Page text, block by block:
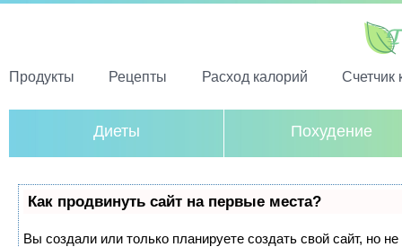
Продукты Рецепты Расход калорий Счетчик
Диеты Похудение
Как продвинуть сайт на первые места?
Вы создали или только планируете создать свой сайт, но